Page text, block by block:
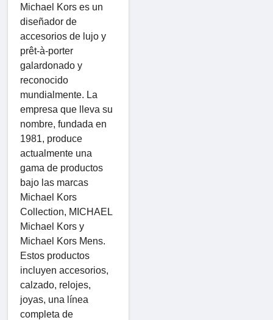
Michael Kors es un
diseñador de
accesorios de lujo y
prêt-à-porter
galardonado y
reconocido
mundialmente. La
empresa que lleva su
nombre, fundada en
1981, produce
actualmente una
gama de productos
bajo las marcas
Michael Kors
Collection, MICHAEL
Michael Kors y
Michael Kors Mens.
Estos productos
incluyen accesorios,
calzado, relojes,
joyas, una línea
completa de